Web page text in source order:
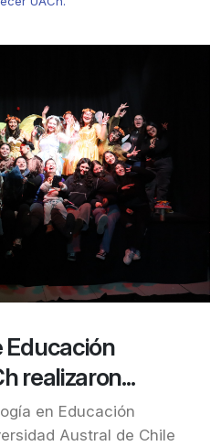
Educación
realizaron...
en Educación
Austral de Chile